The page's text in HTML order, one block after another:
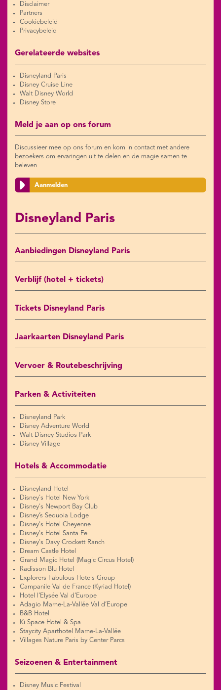
Disclaimer
Partners
Cookiebeleid
Privacybeleid
Gerelateerde websites
Disneyland Paris
Disney Cruise Line
Walt Disney World
Disney Store
Meld je aan op ons forum
Discussieer mee op ons forum en kom in contact met andere
bezoekers om ervaringen uit te delen en de magie samen te
beleven
Aanmelden
Disneyland Paris
Aanbiedingen Disneyland Paris
Verblijf (hotel + tickets)
Tickets Disneyland Paris
Jaarkaarten Disneyland Paris
Vervoer & Routebeschrijving
Parken & Activiteiten
Disneyland Park
Disney Adventure World
Walt Disney Studios Park
Disney Village
Hotels & Accommodatie
Disneyland Hotel
Disney's Hotel New York
Disney's Newport Bay Club
Disney’s Sequoia Lodge
Disney's Hotel Cheyenne
Disney's Hotel Santa Fe
Disney's Davy Crockett Ranch
Dream Castle Hotel
Grand Magic Hotel (Magic Circus Hotel)
Radisson Blu Hotel
Explorers Fabulous Hotels Group
Campanile Val de France (Kyriad Hotel)
Hotel l’Elysée Val d’Europe
Adagio Marne-La-Vallée Val d’Europe
B&B Hotel
Ki Space Hotel & Spa
Staycity Aparthotel Marne-La-Vallée
Villages Nature Paris by Center Parcs
Seizoenen & Entertainment
Disney Music Festival